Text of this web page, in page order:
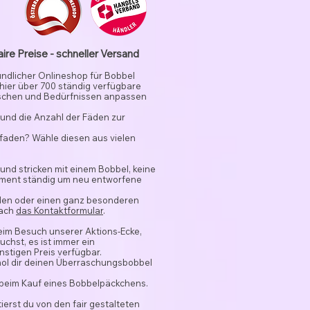
Preise - schneller Versand
Onlineshop für Bobbel
über 700 ständig verfügbare
und Bedürfnissen anpassen
die Anzahl der Fäden zur
Wähle diesen aus vielen
stricken mit einem Bobbel, keine
ständig um neu entworfene
oder einen ganz besonderen
das Kontaktformular.
Besuch unserer Aktions-Ecke,
es ist immer ein
Preis verfügbar.
dir deinen Überraschungsbobbel
Kauf eines Bobbelpäckchens.
du von den fair gestalteten